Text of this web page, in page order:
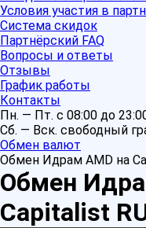
Условия участия в
Система скидок
Партнёрский FAQ
Вопросы и ответы
Отзывы
График работы
Контакты
Пн. — Пт. с 08:00 до
Сб. — Вск. свободный
Обмен валют
Обмен Идрам AMD на
Обмен
Capitalist